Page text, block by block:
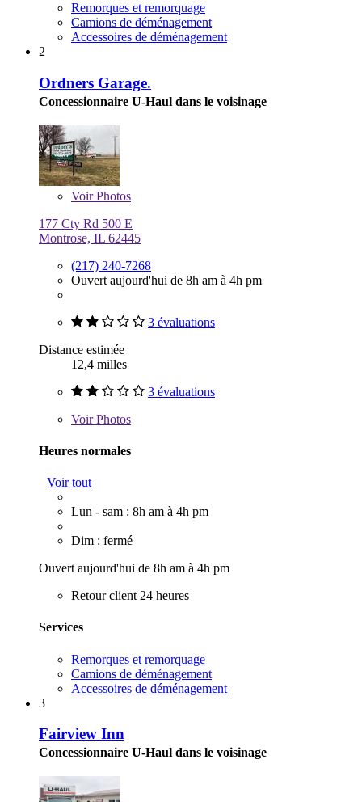
Remorques et remorquage
Camions de déménagement
Accessoires de déménagement
2
Ordners Garage.
Concessionnaire U-Haul dans le voisinage
VoirPhotos
177 Cty Rd 500 E
Montrose, IL 62445
(217) 240-7268
Ouvert aujourd'hui de 8h am à 4h pm
3 évaluations
Distance estimée
12,4 milles
3 évaluations
VoirPhotos
Heures normales
Voir tout
Lun - sam : 8h am à 4h pm
Dim : fermé
Ouvert aujourd'hui de 8h am à 4h pm
Retour client 24 heures
Services
Remorques et remorquage
Camions de déménagement
Accessoires de déménagement
3
Fairview Inn
Concessionnaire U-Haul dans le voisinage